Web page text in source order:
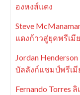
องหงส์แดง
Steve
แดงก้าวสู่ยุคพรีเมี
Jordan
บัลลังก์แชมป์พรีเมี
Fernando Torres